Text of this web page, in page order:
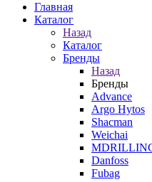
Главная
Каталог
Назад
Каталог
Бренды
Назад
Бренды
Advance
Argo Hytos
Shacman
Weichai
Danfoss
Fubag